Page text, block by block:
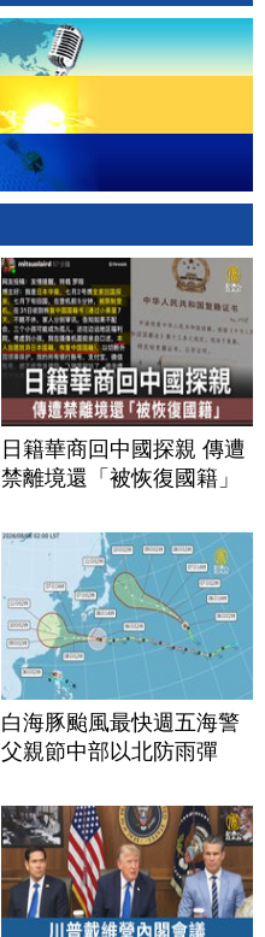
日籍華商回中國探親 傳遭
禁離境還「被恢復國籍」
白海豚颱風最快週五海警
父親節中部以北防雨彈